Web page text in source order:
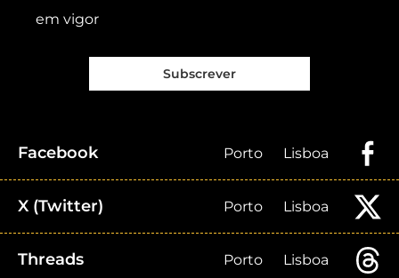
em vigor
Subscrever
Facebook Porto Lisboa
X (Twitter) Porto Lisboa
Threads Porto Lisboa